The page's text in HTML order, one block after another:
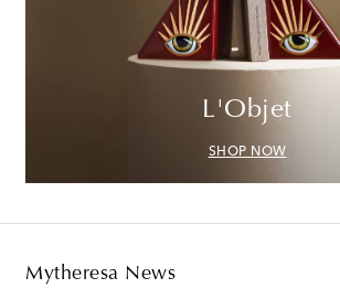
L'Objet
SHOP NOW
Mytheresa News